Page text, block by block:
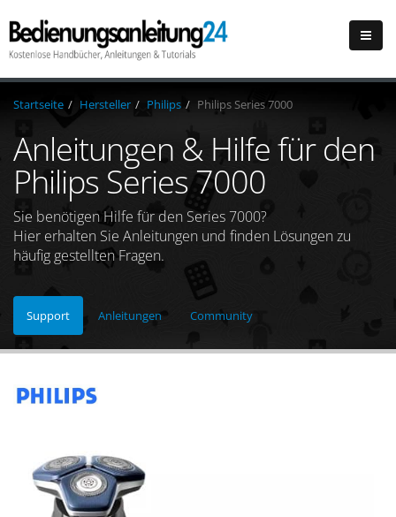
Startseite Hersteller Philips Philips Series 7000
Anleitungen & Hilfe für den
Philips Series 7000
Sie benötigen Hilfe für den Series 7000?
Hier erhalten Sie Anleitungen und finden Lösungen zu
häufig gestellten Fragen.
Support Anleitungen Community